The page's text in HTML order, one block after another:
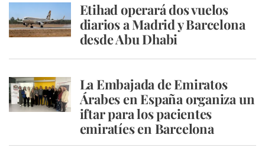
Etihad operará dos vuelos
diarios a Madrid y Barcelona
desde Abu Dhabi
La Embajada de Emiratos
Árabes en España organiza un
iftar para los pacientes
emiratíes en Barcelona